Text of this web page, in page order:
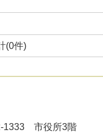
(0件)
1333 市役所3階